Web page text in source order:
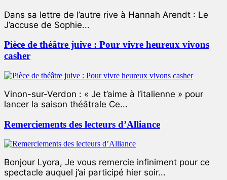
Dans sa lettre de l’autre rive à Hannah Arendt : Le
J’accuse de Sophie...
Pièce de théâtre juive : Pour vivre heureux vivons
casher
Vinon-sur-Verdon : « Je t’aime à l’italienne » pour
lancer la saison théâtrale Ce...
Remerciements des lecteurs d’Alliance
Bonjour Lyora, Je vous remercie infiniment pour ce
spectacle auquel j’ai participé hier soir...